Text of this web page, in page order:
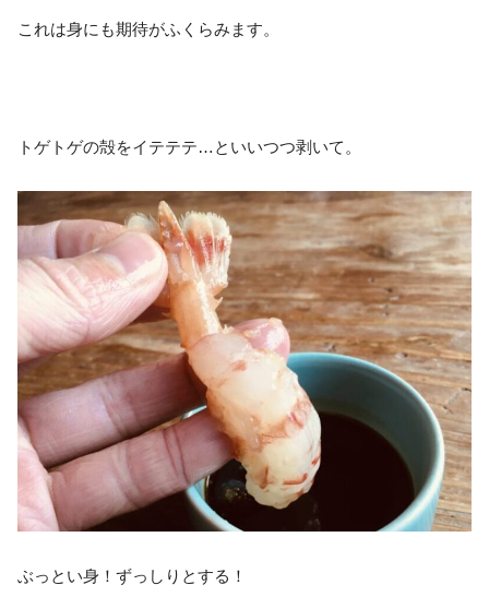
これは身にも期待がふくらみます。
トゲトゲの殻をイテテテ…といいつつ剥いて。
ぶっとい身！ずっしりとする！